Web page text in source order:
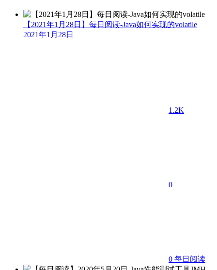
【2021年1月28日】每日阅读-Java如何实现的volatile
2021年1月28日
1.2K
0
0 每日阅读